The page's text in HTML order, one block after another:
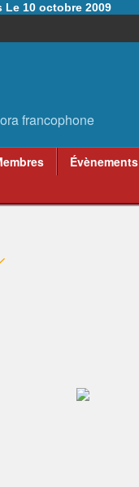
10 octobre 2009
Évènements